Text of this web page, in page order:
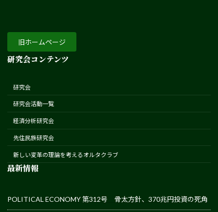
旧ホームページ
研究会コンテンツ
研究会
研究会活動一覧
経済分析研究会
先住民族研究会
新しい変革の理論を考えるオルタクラブ
最新情報
POLITICAL ECONOMY 第312号 骨太方針、370兆円投資の死角